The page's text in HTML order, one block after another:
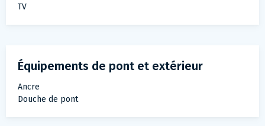
TV
Équipements de pont et extérieur
Ancre
Douche de pont